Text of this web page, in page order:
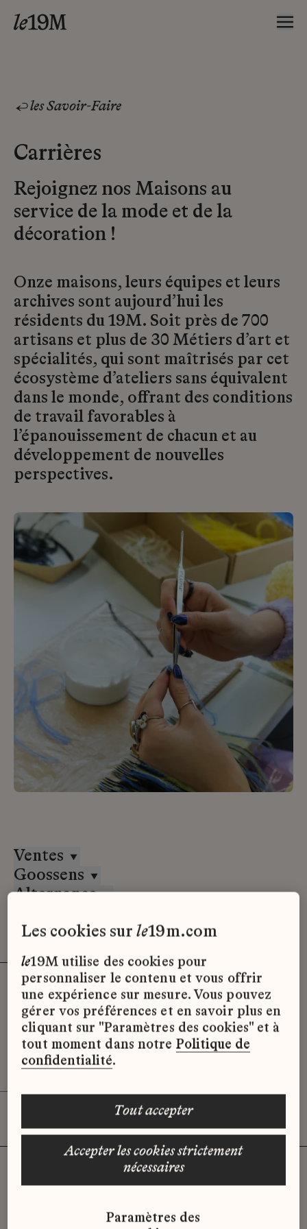
les Savoir-Faire
Carrières
Rejoignez nos Maisons au
service de la mode et de la
décoration !
Onze maisons, leurs équipes et leurs
archives sont aujourd’hui les
résidents du 19M. Soit près de 700
artisans et plus de 30 Métiers d’art et
spécialités, qui sont maîtrisés par cet
écosystème d’ateliers sans équivalent
dans le monde, offrant des conditions
de travail favorables à
l’épanouissement de chacun et au
développement de nouvelles
perspectives.
Ventes
Goossens
Alternance
Effacer les filtres (3) x
Alternance - Conseillièr(e) de vente
(GOOSSENS PARIS)
Goossens
Paris
Alternance
Vous n'avez pas trouvé d'offre
les cookies surle19m.com
le19M utilise des cookies pour
personnaliser le contenu et vous offrir
une expérience sur mesure. Vous pouvez
gérer vos préférences et en savoir plus en
cliquant sur "Paramètres des cookies" et à
tout moment dans notre Politique de
confidentialité.
accepter les cookies strictement
nécessaires
tout accepter
Paramètres des